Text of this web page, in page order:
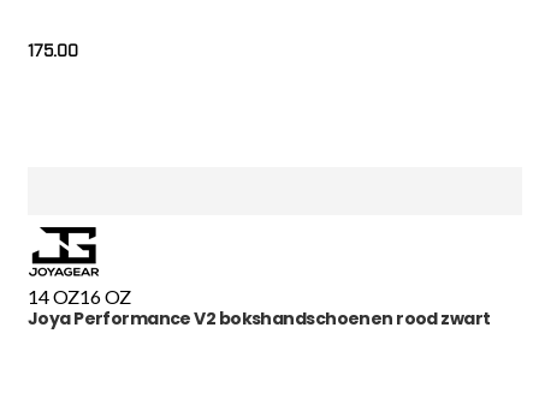
175.00
14 OZ16 OZ
Joya Performance V2 bokshandschoenen rood zwart